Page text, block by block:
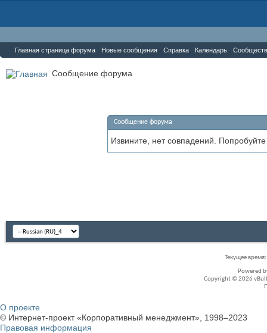
Главная страница форума Новые сообщения Справка Календарь
Сообщение форума
Сообщение форума
Извините, нет совпадений.
Текущее время:
Powered
Copyright © 2026
О проекте
© Интернет-проект «Корпоративный менеджмент», 1998–2023
Правовая информация